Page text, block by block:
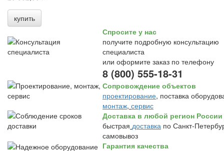
купить
Спросите у нас
получите подробную консультацию
специалиста
или оформите заказ по телефону
8 (800) 555-18-31
Сопровождение объектов
проектирование, поставка
монтаж, сервис
Доставка в любой регион России
быстрая доставка по Санкт-
самовывоз
Гарантия качества